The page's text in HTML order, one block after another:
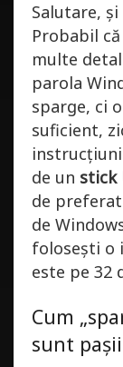
Salutare,
Probabil
multe
parola
sparge, ci
suficient,
de un stick
de preferat
de
folosești o
este pe 32
Cum
sunt pașii